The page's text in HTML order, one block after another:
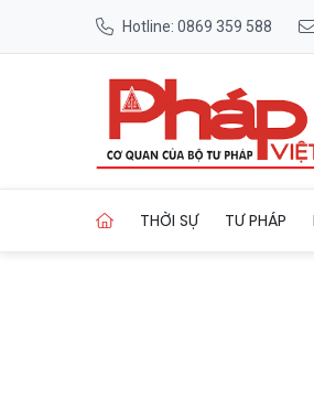
Hotline: 0869 359 588
THỜI SỰ TƯ PHÁP